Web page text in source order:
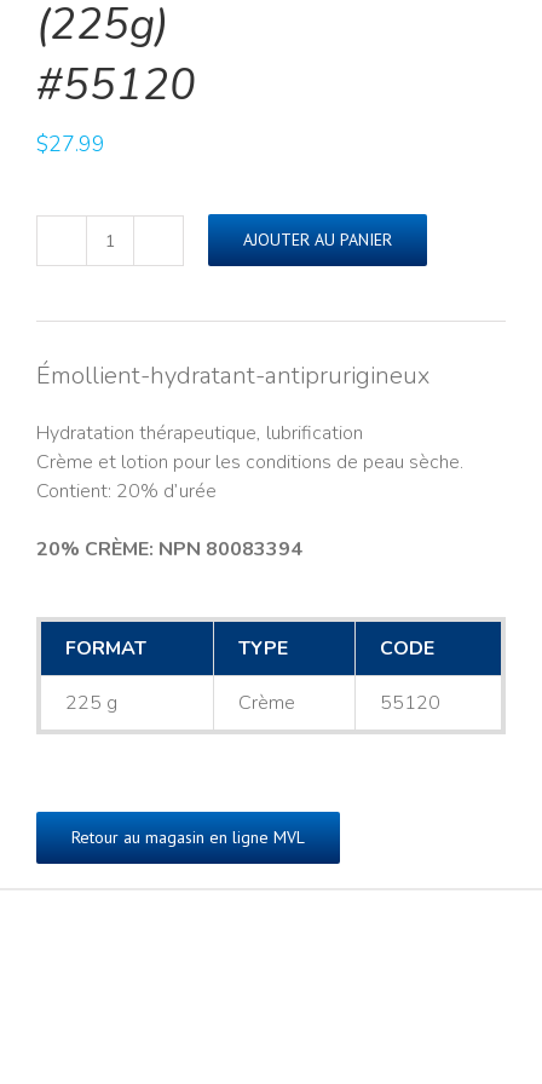
(225g)#55120
(225g)
#55120
$27.99
quantité
Crème
AJOUTER AU PANIER
Émollient-hydratant-antiprurigineux
Hydratation thérapeutique, lubrification
Crème et lotion pour les conditions de peau sèche.
Contient: 20% d’urée
20% CRÈME: NPN 80083394
FORMAT TYPE CODE
225 g Crème 55120
Retour au magasin en ligne MVL